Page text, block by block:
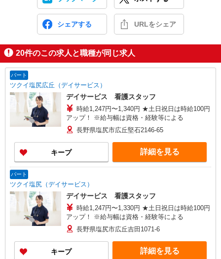
シェアする URLをシェア
20件のこの求人と職種が同じ求人
パート
ツクイ塩尻広丘（デイサービス）
デイサービス 看護スタッフ
時給1,247円〜1,340円 ★土日祝日は時給100円
アップ！ ※給与幅は資格・経験等による
長野県塩尻市広丘堅石2146-65
キープ 詳細を見る
パート
ツクイ塩尻（デイサービス）
デイサービス 看護スタッフ
時給1,247円〜1,330円 ★土日祝日は時給100円
アップ！ ※給与幅は資格・経験等による
長野県塩尻市広丘吉田1071-6
キープ 詳細を見る